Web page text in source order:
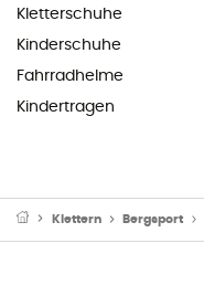
Kletterschuhe
Kinderschuhe
Fahrradhelme
Kindertragen
Klettern Bergsport